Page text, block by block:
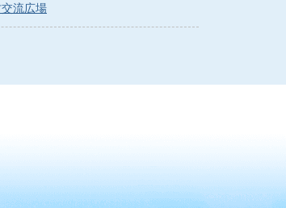
流広場